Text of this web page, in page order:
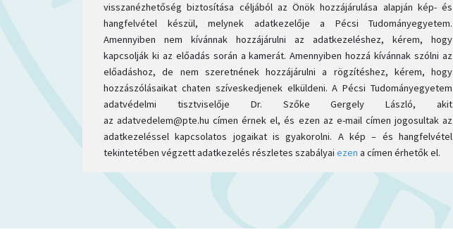
visszanézhetőség biztosítása céljából az Önök hozzájárulása alapján kép- és
hangfelvétel készül, melynek adatkezelője a Pécsi Tudományegyetem.
Amennyiben nem kívánnak hozzájárulni az adatkezeléshez, kérem, hogy
kapcsolják ki az előadás során a kamerát. Amennyiben hozzá kívánnak szólni az
előadáshoz, de nem szeretnének hozzájárulni a rögzítéshez, kérem, hogy
hozzászólásaikat chaten szíveskedjenek elküldeni. A Pécsi Tudományegyetem
adatvédelmi tisztviselője Dr. Szőke Gergely László, akit
az adatvedelem@pte.hu címen érnek el, és ezen az e-mail címen jogosultak az
adatkezeléssel kapcsolatos jogaikat is gyakorolni. A kép – és hangfelvétel
tekintetében végzett adatkezelés részletes szabályai ezen a címen érhetők el.